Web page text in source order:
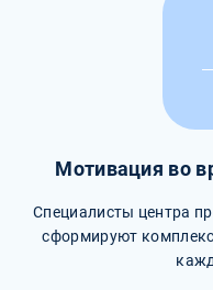
Мотивация во
Специалисты центра
сформируют